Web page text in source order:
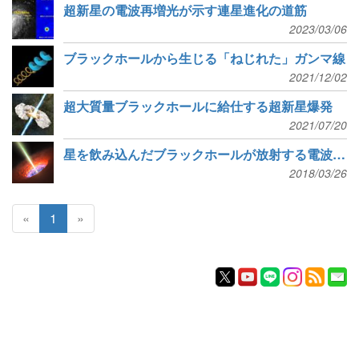
超新星の電波再増光が示す連星進化の道筋
2023/03/06
ブラックホールから生じる「ねじれた」ガンマ線
2021/12/02
超大質量ブラックホールに給仕する超新星爆発
2021/07/20
星を飲み込んだブラックホールが放射する電波のこだま
2018/03/26
« 1 »